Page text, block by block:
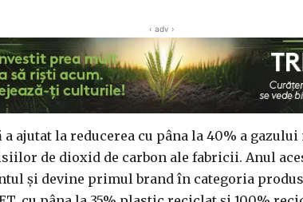
‹ adv ›
ajutat la reducerea cu pâna la 40% a gazului
de dioxid de carbon ale fabricii. Anul
şi devine primul brand în categoria